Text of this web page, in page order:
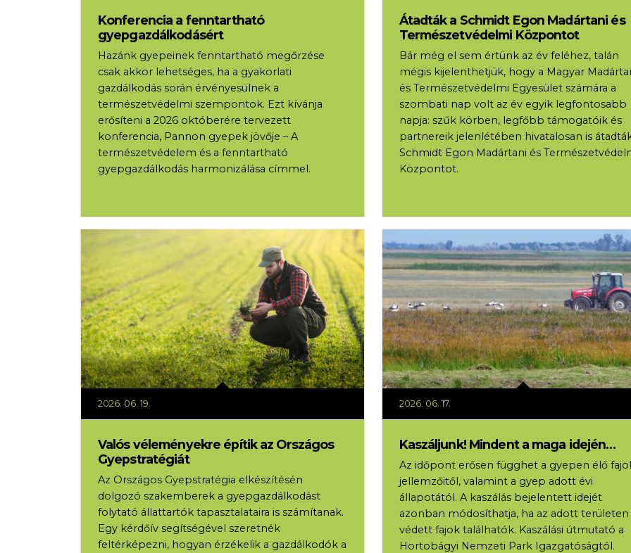
Konferencia a fenntartható
gyepgazdálkodásért
Hazánk gyepeinek fenntartható megőrzése
csak akkor lehetséges, ha a gyakorlati
gazdálkodás során érvényesülnek a
természetvédelmi szempontok. Ezt kívánja
erősíteni a 2026 októberére tervezett
konferencia, Pannon gyepek jövője – A
természetvédelem és a fenntartható
gyepgazdálkodás harmonizálása címmel.
Átadták a Schmidt Egon Madártani és
Természetvédelmi Központot
Bár még el sem értünk az év feléhez, talán
mégis kijelenthetjük, hogy a Magyar
és Természetvédelmi Egyesület számára a
szombati nap volt az év egyik legfontosabb
napja: szűk körben, legfőbb támogatóik és
partnereik jelenlétében hivatalosan is
Schmidt Egon Madártani és
Központot.
2026. 06. 19.
Valós véleményekre építik az Országos
Gyepstratégiát
Az Országos Gyepstratégia elkészítésén
dolgozó szakemberek a gyepgazdálkodást
folytató állattartók tapasztalataira is számítanak.
Egy kérdőív segítségével szeretnék
feltérképezni, hogyan érzékelik a gazdálkodók a
2026. 06. 17.
Kaszáljunk! Mindent a maga idején…
Az időpont erősen függhet a gyepen élő
jellemzőitől, valamint a gyep adott évi
állapotától. A kaszálás bejelentett idejét
azonban módosíthatja, ha az adott területen
védett fajok találhatók. Kaszálási útmutató a
Hortobágyi Nemzeti Park Igazgatóságtól.